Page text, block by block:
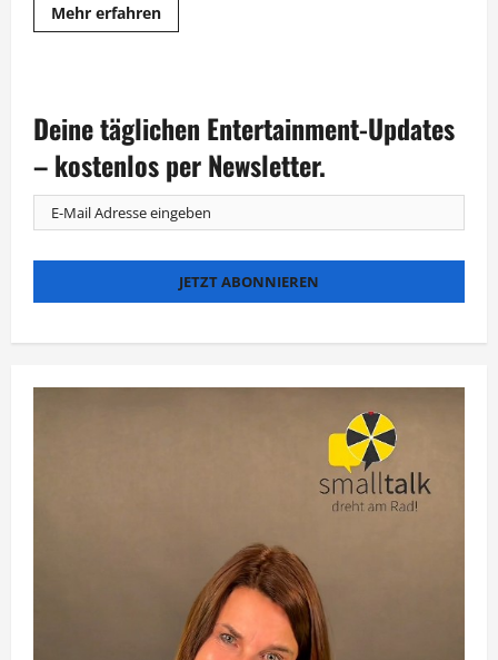
Mehr erfahrenMehr
Informationen
erscheint
im
September
Deine täglichen Entertainment-Updates
– kostenlos per Newsletter.